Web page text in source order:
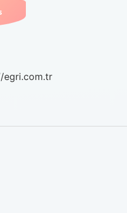
egri.com.tr